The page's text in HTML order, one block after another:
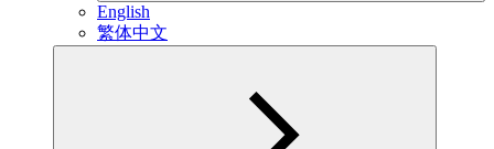
English
繁体中文